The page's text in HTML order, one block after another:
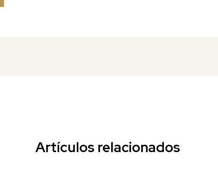
Artículos relacionados